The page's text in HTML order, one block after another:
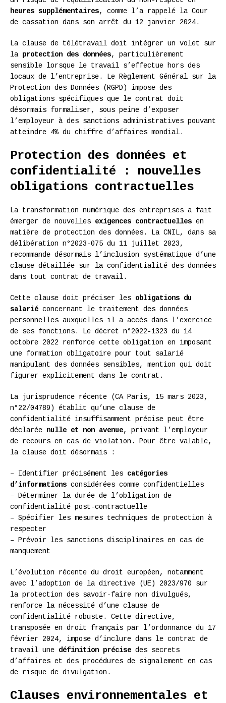
heures supplémentaires, comme l’a rappelé la Cour
de cassation dans son arrêt du 12 janvier 2024.
La clause de télétravail doit intégrer un volet sur
la protection des données, particulièrement
sensible lorsque le travail s’effectue hors des
locaux de l’entreprise. Le Règlement Général sur la
Protection des Données (RGPD) impose des
obligations spécifiques que le contrat doit
désormais formaliser, sous peine d’exposer
l’employeur à des sanctions administratives pouvant
atteindre 4% du chiffre d’affaires mondial.
Protection des données et
confidentialité : nouvelles
obligations contractuelles
La transformation numérique des entreprises a fait
émerger de nouvelles exigences contractuelles en
matière de protection des données. La CNIL, dans sa
délibération n°2023-075 du 11 juillet 2023,
recommande désormais l’inclusion systématique d’une
clause détaillée sur la confidentialité des données
dans tout contrat de travail.
Cette clause doit préciser les obligations du
salarié concernant le traitement des données
personnelles auxquelles il a accès dans l’exercice
de ses fonctions. Le décret n°2022-1323 du 14
octobre 2022 renforce cette obligation en imposant
une formation obligatoire pour tout salarié
manipulant des données sensibles, mention qui doit
figurer explicitement dans le contrat.
La jurisprudence récente (CA Paris, 15 mars 2023,
n°22/04789) établit qu’une clause de
confidentialité insuffisamment précise peut être
déclarée nulle et non avenue, privant l’employeur
de recours en cas de violation. Pour être valable,
la clause doit désormais :
– Identifier précisément les catégories
d’informations considérées comme confidentielles
– Déterminer la durée de l’obligation de
confidentialité post-contractuelle
– Spécifier les mesures techniques de protection à
respecter
– Prévoir les sanctions disciplinaires en cas de
manquement
L’évolution récente du droit européen, notamment
avec l’adoption de la directive (UE) 2023/970 sur
la protection des savoir-faire non divulgués,
renforce la nécessité d’une clause de
confidentialité robuste. Cette directive,
transposée en droit français par l’ordonnance du 17
février 2024, impose d’inclure dans le contrat de
travail une définition précise des secrets
d’affaires et des procédures de signalement en cas
de risque de divulgation.
Clauses environnementales et